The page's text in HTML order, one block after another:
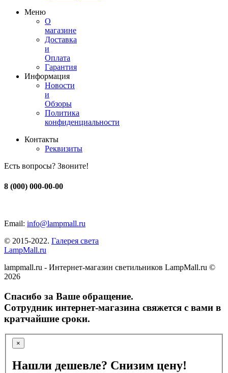
Меню
О
магазине
Доставка
и
Оплата
Гарантия
Информация
Новости
и
Обзоры
Политика
конфиденциальности
Контакты
Реквизиты
Есть вопросы? Звоните!
8 (000) 000-00-00
Email: info@lampmall.ru
© 2015-2022. Галерея света
LampMall.ru
lampmall.ru - Интернет-магазин светильников LampMall.ru ©
2026
Спасибо за Ваше обращение.
Сотрудник интернет-магазина свяжется с вами в
кратчайшие сроки.
×
Нашли дешевле? Снизим цену!